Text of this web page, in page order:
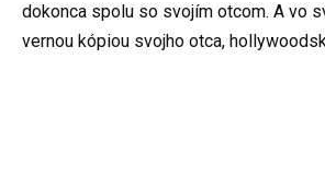
dokonca spolu so svojím otcom. A vo
vernou kópiou svojho otca,